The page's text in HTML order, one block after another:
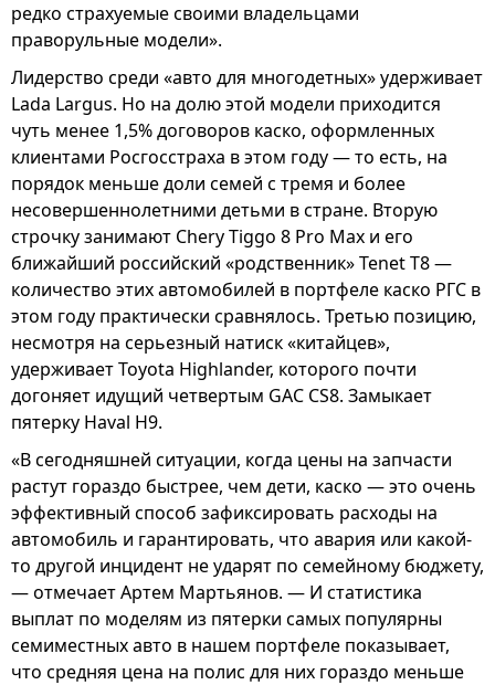
редко страхуемые своими владельцами
праворульные модели».
Лидерство среди «авто для многодетных» удерживает
Lada Largus. Но на долю этой модели приходится
чуть менее 1,5% договоров каско, оформленных
клиентами Росгосстраха в этом году — то есть, на
порядок меньше доли семей с тремя и более
несовершеннолетними детьми в стране. Вторую
строчку занимают Chery Tiggo 8 Pro Max и его
ближайший российский «родственник» Tenet T8 —
количество этих автомобилей в портфеле каско РГС в
этом году практически сравнялось. Третью позицию,
несмотря на серьезный натиск «китайцев»,
удерживает Toyota Highlander, которого почти
догоняет идущий четвертым GAC CS8. Замыкает
пятерку Haval H9.
«В сегодняшней ситуации, когда цены на запчасти
растут гораздо быстрее, чем дети, каско — это очень
эффективный способ зафиксировать расходы на
автомобиль и гарантировать, что авария или какой-
то другой инцидент не ударят по семейному бюджету,
— отмечает Артем Мартьянов. — И статистика
выплат по моделям из пятерки самых популярны
семиместных авто в нашем портфеле показывает,
что средняя цена на полис для них гораздо меньше